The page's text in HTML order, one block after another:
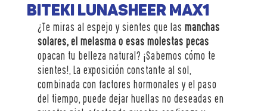
Biteki LunaSheer MAX1
¿Te miras al espejo y sientes que las
manchas
solares, el melasma o esas molestas pecas
opacan tu belleza natural? ¡Sabemos cómo te
sientes!, La exposición constante al sol,
combinada con factores hormonales y el paso
del tiempo, puede dejar huellas no deseadas en